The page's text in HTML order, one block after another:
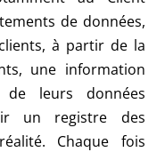
de données,
à partir de la
une information
leurs données
un registre des
Chaque fois